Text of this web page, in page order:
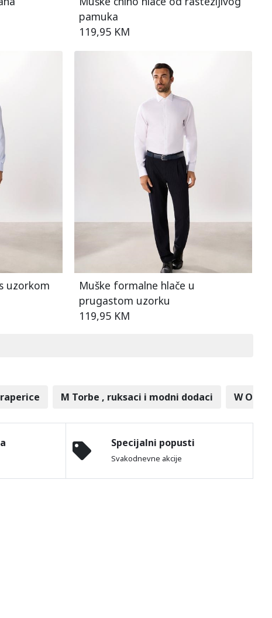
pamuka
119,95 KM
uzorkom
Muške formalne hlače u
prugastom uzorku
119,95 KM
M Torbe , ruksaci i modni dodaci W
Specijalni popusti
Svakodnevne akcije